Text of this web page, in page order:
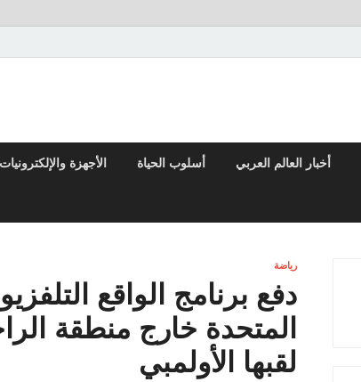
أخبار العالم العربي أسلوب الحياة الأجهزة والإلكترونيات
رياضة
دفع برنامج الواقع
المتحدة خارج منطقة
لقبها الأولمبي